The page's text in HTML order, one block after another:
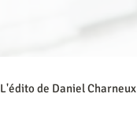
L'édito de Daniel Charneux